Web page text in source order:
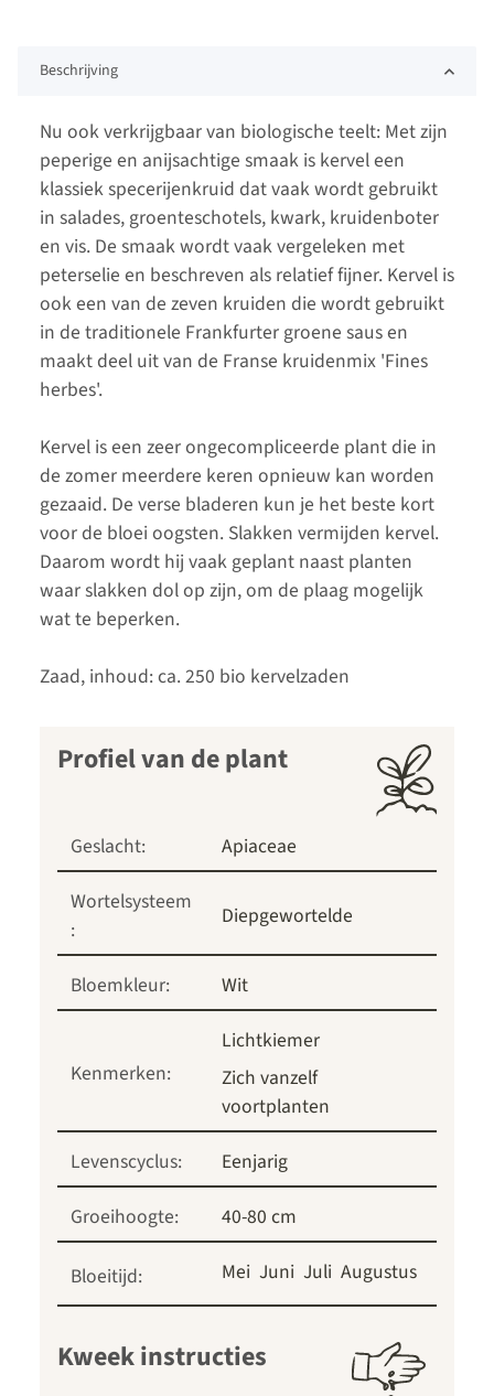
Beschrijving
Nu ook verkrijgbaar van biologische teelt: Met zijn
peperige en anijsachtige smaak is kervel een
klassiek specerijenkruid dat vaak wordt gebruikt
in salades, groenteschotels, kwark, kruidenboter
en vis. De smaak wordt vaak vergeleken met
peterselie en beschreven als relatief fijner. Kervel is
ook een van de zeven kruiden die wordt gebruikt
in de traditionele Frankfurter groene saus en
maakt deel uit van de Franse kruidenmix 'Fines
herbes'.
Kervel is een zeer ongecompliceerde plant die in
de zomer meerdere keren opnieuw kan worden
gezaaid. De verse bladeren kun je het beste kort
voor de bloei oogsten. Slakken vermijden kervel.
Daarom wordt hij vaak geplant naast planten
waar slakken dol op zijn, om de plaag mogelijk
wat te beperken.
Zaad, inhoud: ca. 250 bio kervelzaden
Profiel van de plant
Geslacht:
Apiaceae
Wortelsysteem
:
Diepgewortelde
Bloemkleur: Wit
Kenmerken:
Lichtkiemer
Zich vanzelf
voortplanten
Levenscyclus:
Eenjarig
Groeihoogte:
40-80 cm
Bloeitijd: Mei Juni Juli Augustus
Kweek instructies